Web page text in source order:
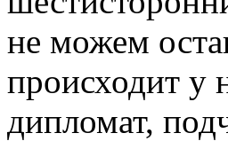
не можем
происходит у
дипломат,